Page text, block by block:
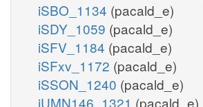
iSBO_1134 (pacald_e)
iSDY_1059 (pacald_e)
iSFV_1184 (pacald_e)
iSFxv_1172 (pacald_e)
iSSON_1240 (pacald_e)
iUMN146_1321 (pacald_e)